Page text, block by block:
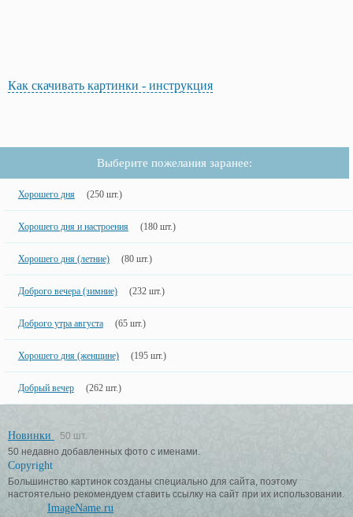
Как скачивать картинки - инструкция
Выберите пожелания заранее:
Хорошего дня (250 шт.)
Хорошего дня и настроения (180 шт.)
Хорошего дня (летние) (80 шт.)
Доброго вечера (зимние) (232 шт.)
Доброго утра августа (65 шт.)
Хорошего дня (женщине) (195 шт.)
Добрый вечер (262 шт.)
Новинки
50 шт.
50 недавно добавленных фото с именами.
Copyright
Большинство картинок созданы специально для сайта, поэтому
настоятельно рекомендуем ставить ссылку на сайт при их использовании.
ImageName.ru